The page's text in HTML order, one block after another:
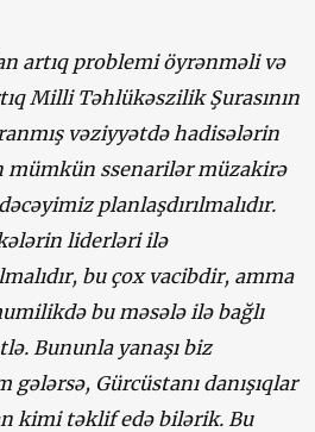
artıq problemi öyrənməli və
Milli Təhlükəszilik Şurasının
vəziyyətdə hadisələrin
mümkün ssenarilər müzakirə
planlaşdırılmalıdır.
liderləri ilə
bu çox vacibdir, amma
bu məsələ ilə bağlı
Bununla yanaşı biz
gələrsə, Gürcüstanı danışıqlar
kimi təklif edə bilərik. Bu